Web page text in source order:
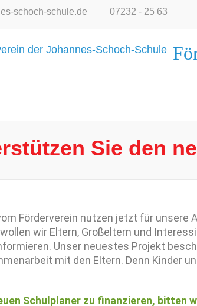
schoch-schule.de 07232 - 25 63
Sie den
Förderverein nutzen jetzt für unsere
wir Eltern, Großeltern und
Unser neuestes Projekt
mit den Eltern. Denn Kinder
Schulplaner zu finanzieren, bitten